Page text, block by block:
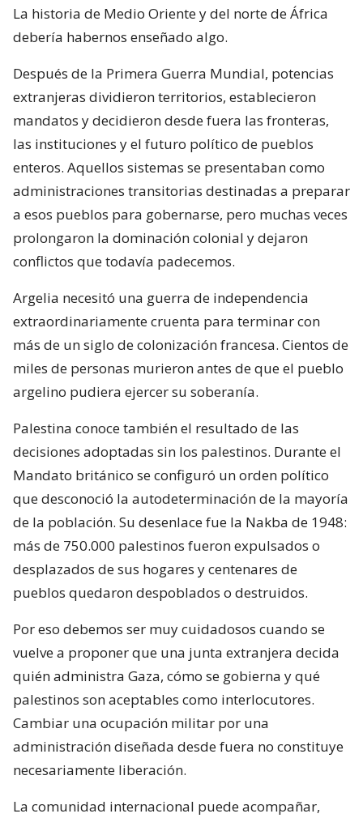
La historia de Medio Oriente y del norte de África
debería habernos enseñado algo.
Después de la Primera Guerra Mundial, potencias
extranjeras dividieron territorios, establecieron
mandatos y decidieron desde fuera las fronteras,
las instituciones y el futuro político de pueblos
enteros. Aquellos sistemas se presentaban como
administraciones transitorias destinadas a preparar
a esos pueblos para gobernarse, pero muchas veces
prolongaron la dominación colonial y dejaron
conflictos que todavía padecemos.
Argelia necesitó una guerra de independencia
extraordinariamente cruenta para terminar con
más de un siglo de colonización francesa. Cientos de
miles de personas murieron antes de que el pueblo
argelino pudiera ejercer su soberanía.
Palestina conoce también el resultado de las
decisiones adoptadas sin los palestinos. Durante el
Mandato británico se configuró un orden político
que desconoció la autodeterminación de la mayoría
de la población. Su desenlace fue la Nakba de 1948:
más de 750.000 palestinos fueron expulsados o
desplazados de sus hogares y centenares de
pueblos quedaron despoblados o destruidos.
Por eso debemos ser muy cuidadosos cuando se
vuelve a proponer que una junta extranjera decida
quién administra Gaza, cómo se gobierna y qué
palestinos son aceptables como interlocutores.
Cambiar una ocupación militar por una
administración diseñada desde fuera no constituye
necesariamente liberación.
La comunidad internacional puede acompañar,